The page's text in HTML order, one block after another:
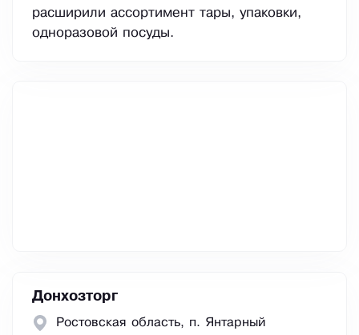
расширили ассортимент тары, упаковки,
одноразовой посуды.
Донхозторг
Ростовская область, п. Янтарный